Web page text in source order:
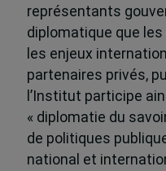
représentants
diplomatique que
les enjeux
partenaires privés,
l’Institut participe
« diplomatie du
de politiques
national et